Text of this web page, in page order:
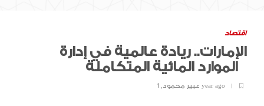
اقتصاد
الإمارات.. ريادة عالمية في إدارة
عبير محمود, 1 year ago